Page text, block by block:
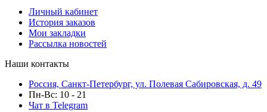
Личный кабинет
История заказов
Мои закладки
Рассылка новостей
Наши контакты
Россия, Санкт-Петербург, ул. Полевая Сабировская, д. 49
Пн-Вс: 10 - 21
Чат в Telegram